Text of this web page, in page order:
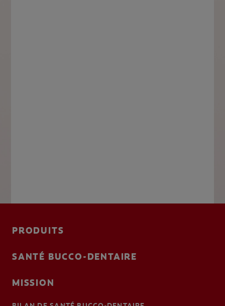
PRODUITS
SANTÉ BUCCO-DENTAIRE
MISSION